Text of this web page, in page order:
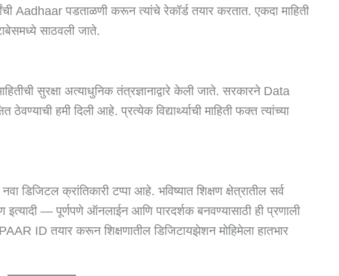
Aadhaar पडताळणी करून त्यांचे रेकॉर्ड तयार करतात. एकदा माहिती
साठवली जाते.
सुरक्षा अत्याधुनिक तंत्रज्ञानाद्वारे केली जाते. सरकारने Data
हमी दिली आहे. प्रत्येक विद्यार्थ्याची माहिती फक्त त्यांच्या
डिजिटल क्रांतिकारी टप्पा आहे. भविष्यात शिक्षण क्षेत्रातील सर्व
— पूर्णपणे ऑनलाईन आणि पारदर्शक बनवण्यासाठी ही प्रणाली
ID तयार करून शिक्षणातील डिजिटायझेशन मोहिमेला हातभार